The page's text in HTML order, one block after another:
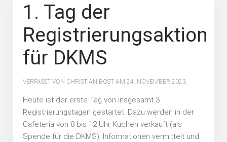
1. Tag der
Registrierungsaktion
für DKMS
VERFASST VON CHRISTIAN BOST AM 24. NOVEMBER 2023.
Heute ist der erste Tag von insgesamt 3
Registrierungstagen gestartet. Dazu werden in der
Cafeteria von 8 bis 12 Uhr Kuchen verkauft (als
Spende für die DKMS), Informationen vermittelt und